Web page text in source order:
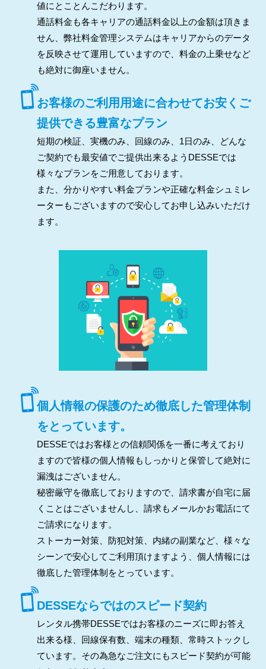
値にとことんこだわります。
通話料金も各キャリアの通話料金以上の金額は頂きま
せん、弊社料金管理システムはキャリアからのデータ
を反映させて運用していますので、料金の上乗せなど
も絶対に御座いません。
お客様のご利用用途に合わせてお安くご
提供できる豊富なプラン
短期の検証、実機のみ、回線のみ、1日のみ、どんな
ご契約でも最安値でご提供出来るようDESSEでは
様々なプランをご用意しております。
また、分かりやすい料金プランや正確な料金シュミレ
ーターもございますので安心してお申し込みいただけ
ます。
個人情報の保護のため徹底した管理体制
をとっています。
DESSEではお客様との信頼関係を一番に考えており
ますので皆様の個人情報もしっかりと保管して絶対に
漏洩はございません。
秘密厳守を徹底しておりますので、請求書が自宅に届
くことはございませんし、請求もメールかお電話にて
ご請求になります。
ストーカー対策、防犯対策、内緒の副業など、様々な
シーンで安心してご利用頂けますよう、個人情報には
徹底した管理体制をとっています。
DESSEならではのスピード契約
レンタル携帯DESSEではお客様のニーズに即お答え
出来る様、回線保有数、端末の種類、常時ストックし
ています。その為急なご注文にもスピード契約が可能